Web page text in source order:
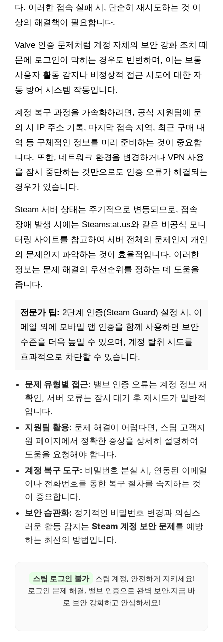
다. 이러한 접속 실패 시, 단순히 재시도하는 것 이
상의 해결책이 필요합니다.
Valve 인증 문제처럼 계정 자체의 보안 강화 조치 때
문에 로그인이 막히는 경우도 빈번하며, 이는 보통
사용자 활동 감지나 비정상적 접근 시도에 대한 자
동 방어 시스템 작동입니다.
계정 복구 과정을 가속화하려면, 공식 지원팀에 문
의 시 IP 주소 기록, 마지막 접속 지역, 최근 구매 내
역 등 구체적인 정보를 미리 준비하는 것이 중요합
니다. 또한, 네트워크 환경을 변경하거나 VPN 사용
을 잠시 중단하는 것만으로도 인증 오류가 해결되는
경우가 있습니다.
Steam 서버 상태는 주기적으로 변동되므로, 접속
장애 발생 시에는 Steamstat.us와 같은 비공식 모니
터링 사이트를 참고하여 서버 전체의 문제인지 개인
의 문제인지 파악하는 것이 효율적입니다. 이러한
정보는 문제 해결의 우선순위를 정하는 데 도움을
줍니다.
전문가 팁: 2단계 인증(Steam Guard) 설정 시, 이
메일 외에 모바일 앱 인증을 함께 사용하면 보안
수준을 더욱 높일 수 있으며, 계정 탈취 시도를
효과적으로 차단할 수 있습니다.
문제 유형별 접근: 밸브 인증 오류는 계정 정보 재
확인, 서버 오류는 잠시 대기 후 재시도가 일반적
입니다.
지원팀 활용: 문제 해결이 어렵다면, 스팀 고객지
원 페이지에서 정확한 증상을 상세히 설명하여
도움을 요청해야 합니다.
계정 복구 도구: 비밀번호 분실 시, 연동된 이메일
이나 전화번호를 통한 복구 절차를 숙지하는 것
이 중요합니다.
보안 습관화: 정기적인 비밀번호 변경과 의심스
러운 활동 감지는 Steam 계정 보안 문제를 예방
하는 최선의 방법입니다.
스팀 로그인 불가
스팀 계정, 안전하게 지키세요!
로그인 문제 해결, 밸브 인증으로 완벽 보안.지금 바
로 보안 강화하고 안심하세요!